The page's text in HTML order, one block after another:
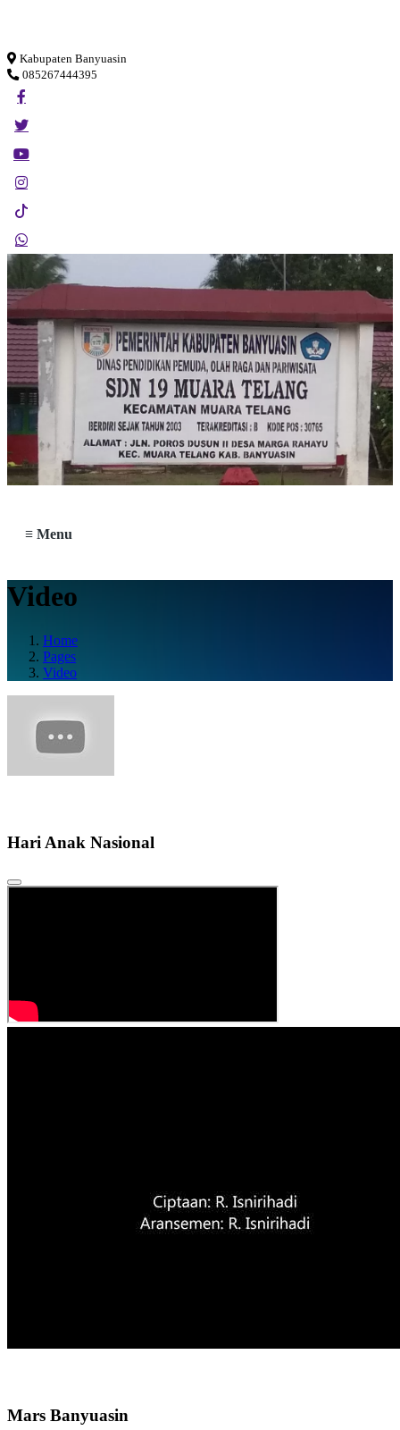
Kabupaten Banyuasin
085267444395
≡ Menu
Video
Home
Pages
Video
Hari Anak Nasional
Mars Banyuasin